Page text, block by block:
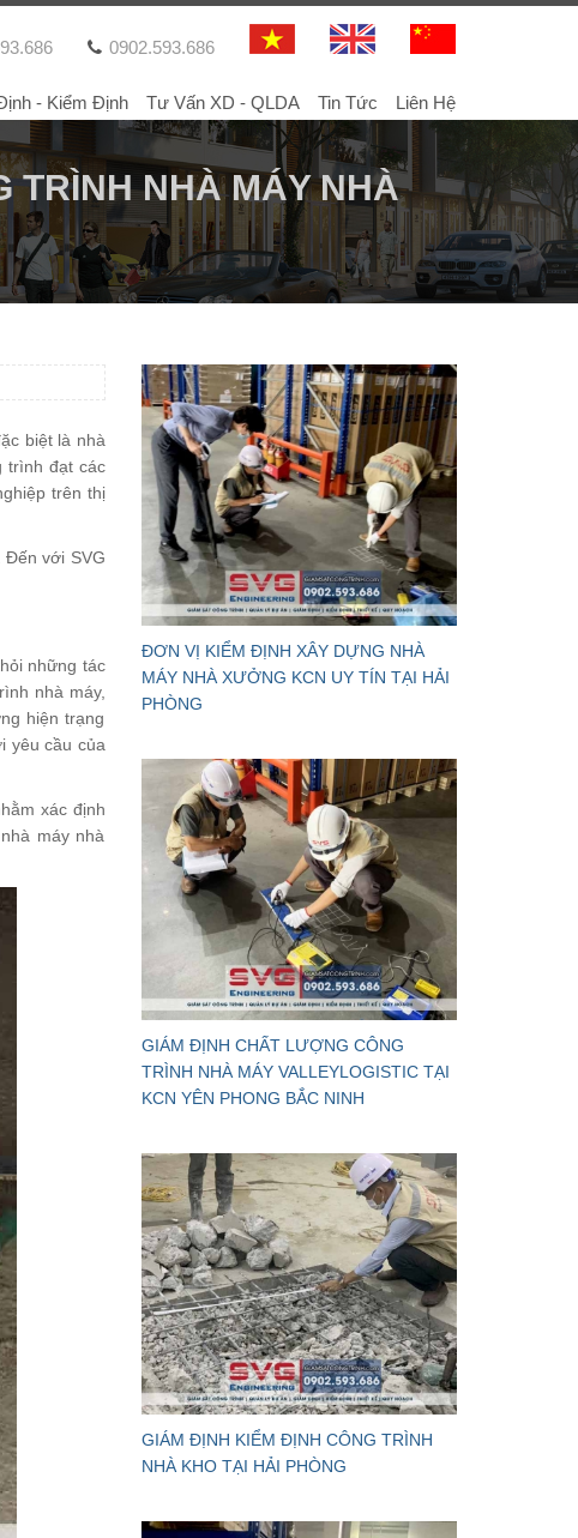
0902.593.686
- Kiểm Định Tư Vấn XD - QLDA Tin Tức Liên Hệ
TRÌNH NHÀ MÁY NHÀ
biệt là nhà
trình đạt các
trên thị
. Đến với SVG
những tác
nhà máy,
hiện trạng
yêu cầu của
xác định
máy nhà
ĐƠN VỊ KIỂM ĐỊNH XÂY DỰNG NHÀ
MÁY NHÀ XƯỞNG KCN UY TÍN TẠI HẢI
PHÒNG
GIÁM ĐỊNH CHẤT LƯỢNG CÔNG
TRÌNH NHÀ MÁY VALLEYLOGISTIC TẠI
KCN YÊN PHONG BẮC NINH
GIÁM ĐỊNH KIỂM ĐỊNH CÔNG TRÌNH
NHÀ KHO TẠI HẢI PHÒNG